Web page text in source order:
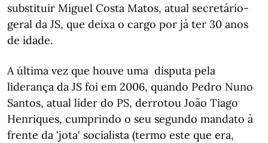
substituir Miguel Costa Matos, atual secretário-
geral da JS, que deixa o cargo por já ter 30 anos
de idade.
A última vez que houve uma disputa pela
liderança da JS foi em 2006, quando Pedro Nuno
Santos, atual líder do PS, derrotou João Tiago
Henriques, cumprindo o seu segundo mandato à
frente da 'jota' socialista (termo este que era,